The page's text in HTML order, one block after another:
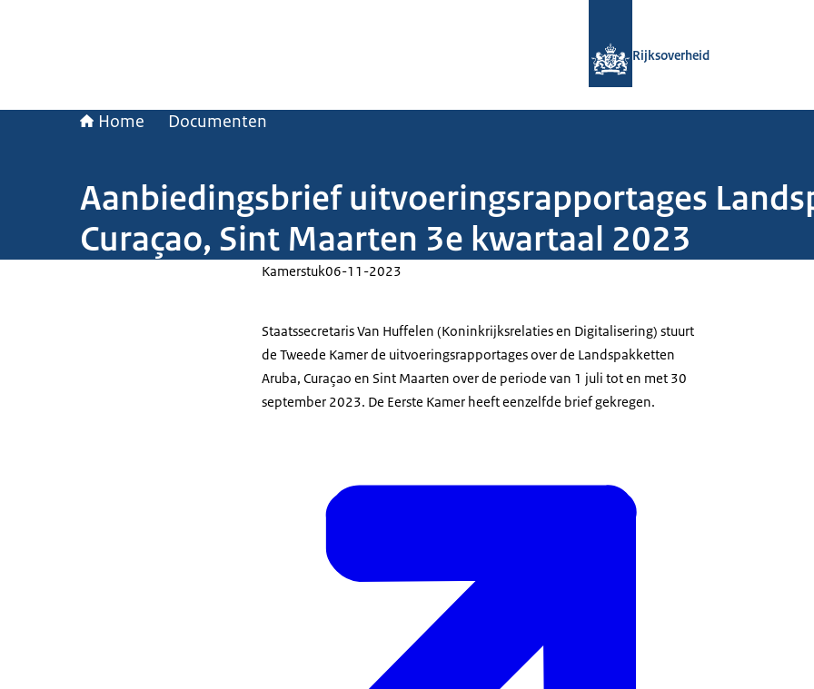
Rijksoverheid
Home Documenten
Aanbiedingsbrief uitvoeringsrapportages
Curaçao, Sint Maarten 3e kwartaal 2023
Kamerstuk06-11-2023
Staatssecretaris Van Huffelen (Koninkrijksrelaties en Digitalisering) stuurt
de Tweede Kamer de uitvoeringsrapportages over de Landspakketten
Aruba, Curaçao en Sint Maarten over de periode van 1 juli tot en met 30
september 2023. De Eerste Kamer heeft eenzelfde brief gekregen.